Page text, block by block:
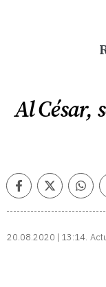
Al César,
FacebookTwitter
20.08.2020 | 13:14